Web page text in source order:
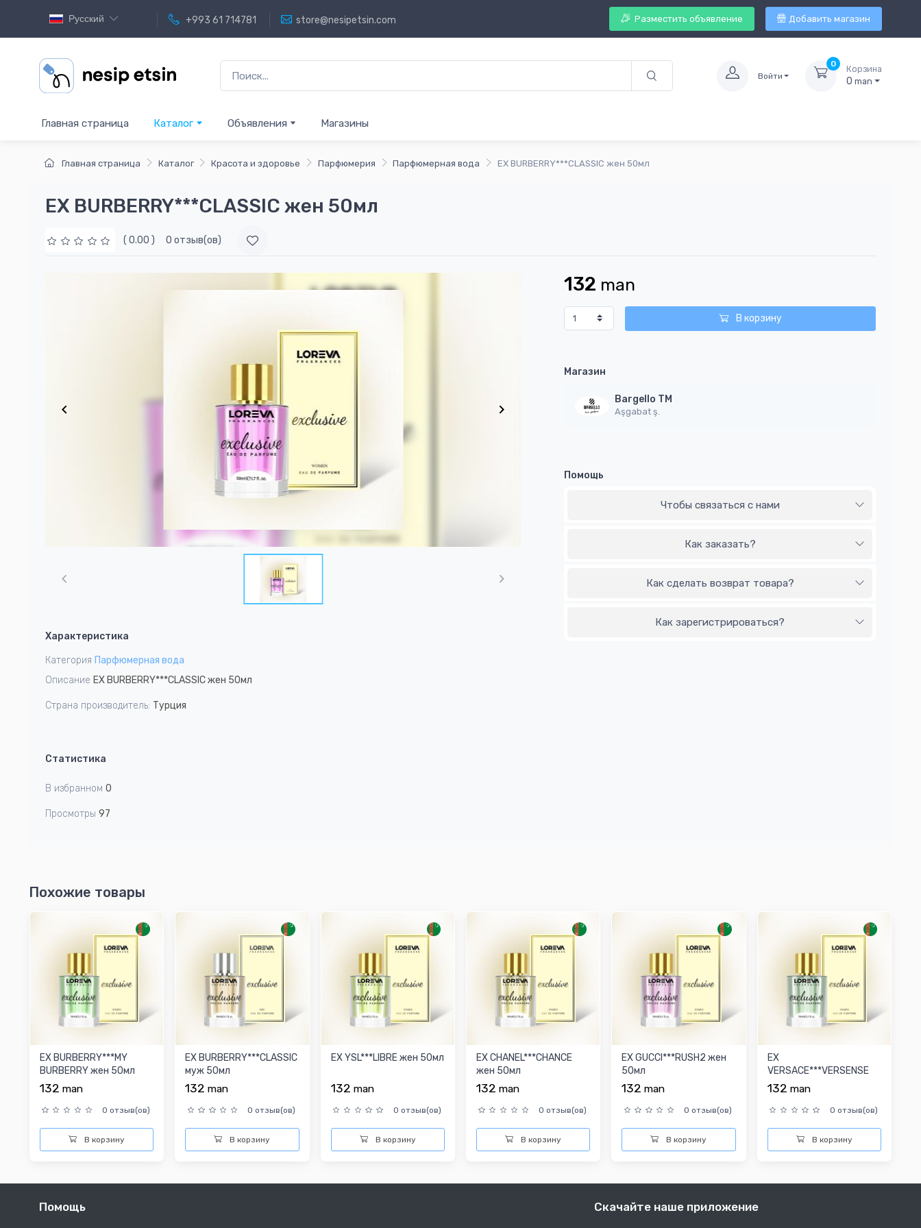
Русский +993 61 714781 store@nesipetsin.com Разместить объявление Добавить магазин
Войти
0
Корзина
0 man
Главная страница Каталог Объявления Магазины
Главная страница Каталог Красота и здоровье Парфюмерия Парфюмерная вода EX BURBERRY***CLASSIC жен 50мл
EX BURBERRY***CLASSIC жен 50мл
( 0.00 ) 0 отзыв(ов)
1
Характеристика
Категория Парфюмерная вода
Описание EX BURBERRY***CLASSIC жен 50мл
Страна производитель: Турция
Статистика
В избранном 0
Просмотры 97
132 man
В корзину
Магазин
Bargello TM
Aşgabat ş.
Помощь
Чтобы связаться с нами
Как заказать?
Как сделать возврат товара?
Как зарегистрироваться?
Похожие товары
EX BURBERRY***MY
BURBERRY жен 50мл
132 man
0 отзыв(ов)
В корзину
EX BURBERRY***CLASSIC
муж 50мл
132man
0 отзыв(ов)
В корзину
EX YSL***LIBRE жен 50мл
132 man
0 отзыв(ов)
В корзину
EX CHANEL***CHANCE
жен 50мл
132 man
0 отзыв(ов)
В корзину
EX GUCCI***RUSH2 жен
50мл
132man
0 отзыв(ов)
В корзину
EX
VERSACE***VERSENSE
жен 50мл
132 man
0 отзыв(ов)
В корзину
Помощь Скачайте наше приложение